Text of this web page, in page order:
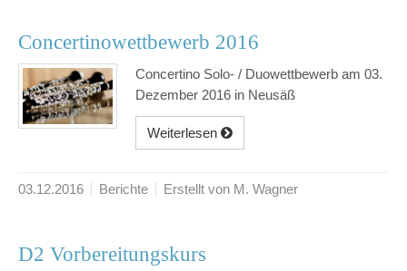
Concertinowettbewerb 2016
Concertino Solo- / Duowettbewerb am 03.
Dezember 2016 in Neusäß
Weiterlesen
03.12.2016 Berichte Erstellt von M. Wagner
D2 Vorbereitungskurs